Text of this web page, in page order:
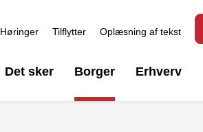
Høringer Tilflytter Oplæsning af tekst
Det sker Borger Erhverv